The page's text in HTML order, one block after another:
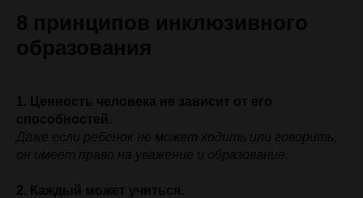
8 принципов инклюзивного
образования
1. Ценность человека не зависит от его
способностей.
Даже если ребенок не может ходить или говорить,
он имеет право на уважение и образование.
2. Каждый может учиться.